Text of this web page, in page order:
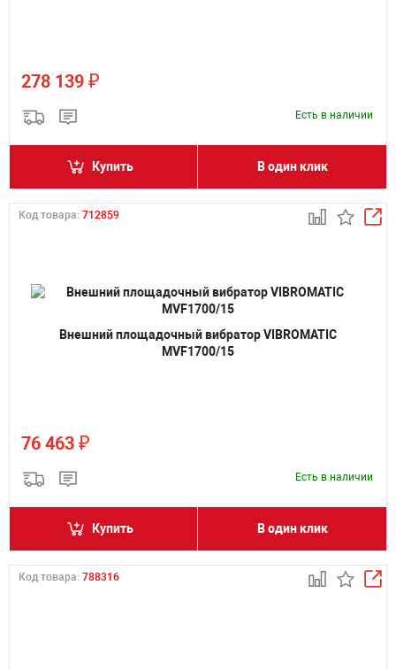
278 139 ₽
Есть в наличии
Купить В один клик
Код товара: 712859
Внешний площадочный вибратор VIBROMATIC
MVF1700/15
76 463 ₽
Есть в наличии
Купить В один клик
Код товара: 788316